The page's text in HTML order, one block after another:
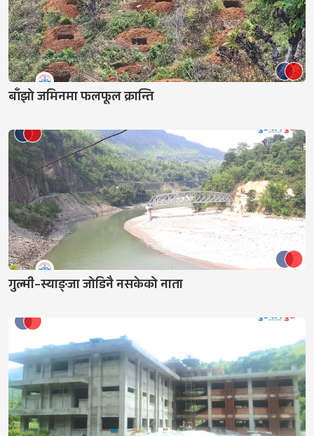
बाँझो जमिनमा फलफूल क्रान्ति
गुल्मी–स्याङ्जा जोडिनै नसकेको नाता